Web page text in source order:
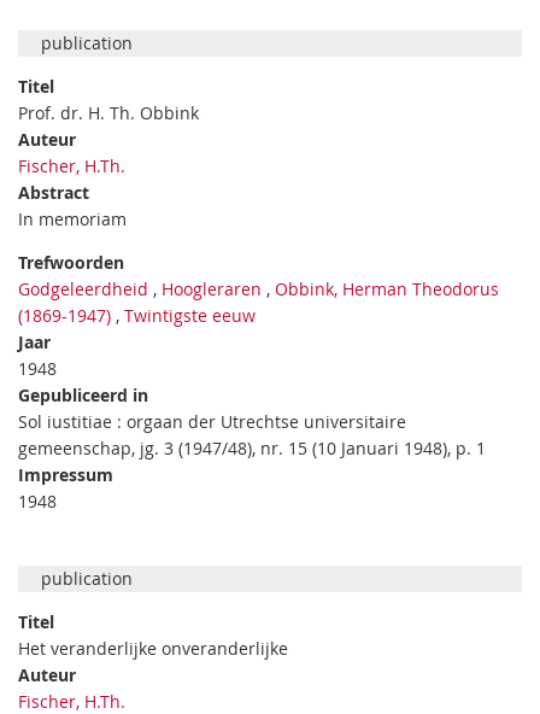
publication
Titel
Prof. dr. H. Th. Obbink
Auteur
Fischer, H.Th.
Abstract
In memoriam
Trefwoorden
Godgeleerdheid , Hoogleraren , Obbink, Herman Theodorus
(1869-1947) , Twintigste eeuw
Jaar
1948
Gepubliceerd in
Sol iustitiae : orgaan der Utrechtse universitaire
gemeenschap, jg. 3 (1947/48), nr. 15 (10 Januari 1948), p. 1
Impressum
1948
publication
Titel
Het veranderlijke onveranderlijke
Auteur
Fischer, H.Th.